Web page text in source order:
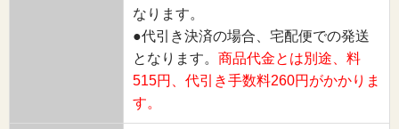
なります。
●代引き決済の場合、宅配便での発送
となります。 商品代金とは別途、料
515円、代引き手数料260円がかかりま
す。